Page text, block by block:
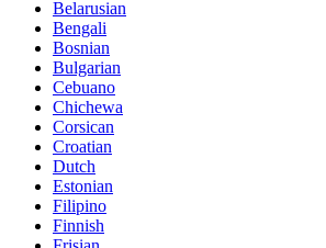
Belarusian
Bengali
Bosnian
Bulgarian
Cebuano
Chichewa
Corsican
Croatian
Dutch
Estonian
Filipino
Finnish